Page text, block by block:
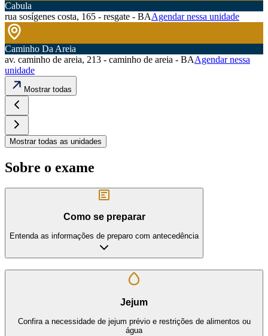
Cabula
rua sosígenes costa, 165 - resgate - BAAgendar nessa unidade
Caminho Da Areia
av. caminho de areia, 213 - caminho de areia - BAAgendar nessa
unidade
Mostrar todas
Mostrar todas as unidades
Sobre o exame
Como se preparar
Entenda as informações de preparo com antecedência
Jejum
Confira a necessidade de jejum prévio e restrições de alimentos ou
água